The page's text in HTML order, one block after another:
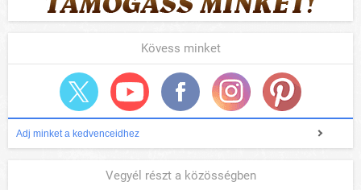
Kövess minket
Adj minket a kedvenceidhez
Vegyél részt a közösségben